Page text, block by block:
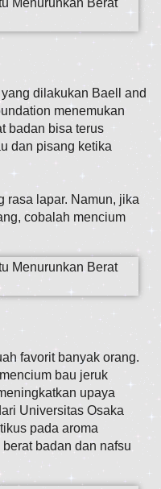
dilakukan Baell and
menemukan
badan bisa terus
dan pisang ketika
rasa lapar. Namun, jika
cobalah mencium
favorit banyak orang.
bau jeruk
upaya
Universitas Osaka
pada aroma
badan dan nafsu